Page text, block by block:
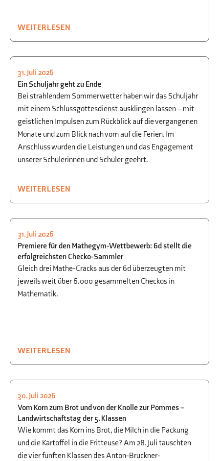
WEITERLESEN
SCHULLEBEN
31. Juli 2026
Ein Schuljahr geht zu Ende
Bei strahlendem Sommerwetter haben wir das Schuljahr
mit einem Schlussgottesdienst ausklingen lassen – mit
geistlichen Impulsen zum Rückblick auf die vergangenen
Monate und zum Blick nach vorn auf die Ferien. Im
Anschluss wurden die Leistungen und das Engagement
unserer Schülerinnen und Schüler geehrt.
WEITERLESEN
MATHEMATIK
31. Juli 2026
Premiere für den Mathegym-Wettbewerb: 6d stellt die
erfolgreichsten Checko-Sammler
Gleich drei Mathe-Cracks aus der 6d überzeugten mit
jeweils weit über 6.000 gesammelten Checkos in
Mathematik.
WEITERLESEN
GESELLSCHAFTSWISSENSCHAFTEN
AUSFLÜGE,NATUR + TECHNIK
30. Juli 2026
Vom Korn zum Brot und von der Knolle zur Pommes –
Landwirtschaftstag der 5. Klassen
Wie kommt das Korn ins Brot, die Milch in die Packung
und die Kartoffel in die Fritteuse? Am 28. Juli tauschten
die vier fünften Klassen des Anton-Bruckner-